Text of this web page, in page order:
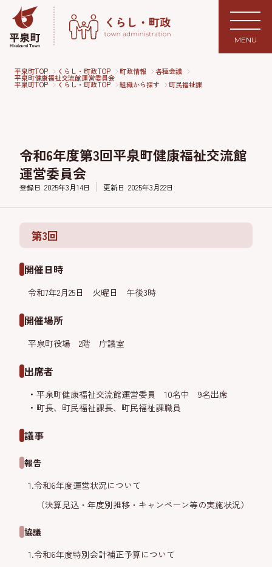
MENU
平泉町TOP くらし・町政TOP 町政情報 各種会議
平泉町健康福祉交流館運営委員会
平泉町TOP くらし・町政TOP 組織から探す 町民福祉課
令和6年度第3回平泉町健康福祉交流館
運営委員会
登録日 2025年3月14日 更新日 2025年3月22日
第3回
開催日時
令和7年2月25日 火曜日 午後3時
開催場所
平泉町役場 2階 庁議室
出席者
平泉町健康福祉交流館運営委員 10名中 9名出席
町長、町民福祉課長、町民福祉課職員
議事
報告
1.令和6年度運営状況について
（決算見込・年度別推移・キャンペーン等の実施状況）
協議
1.令和6年度特別会計補正予算について